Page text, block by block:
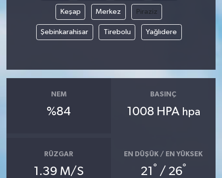
Keşap Merkez Piraziz
Şebinkarahisar Tirebolu Yağlıdere
NEM
%84
BASINÇ
1008 HPA hpa
RÜZGAR
1.39 M/S
EN DÜŞÜK / EN YÜKSEK
21 ° / 26°